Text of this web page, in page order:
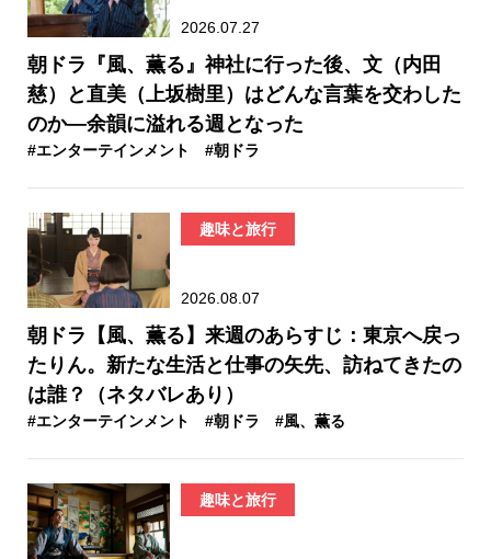
2026.07.27
朝ドラ『風、薫る』神社に行った後、文（内田
慈）と直美（上坂樹里）はどんな言葉を交わした
のか—余韻に溢れる週となった
#エンターテインメント #朝ドラ
趣味と旅行
2026.08.07
朝ドラ【風、薫る】来週のあらすじ：東京へ戻っ
たりん。新たな生活と仕事の矢先、訪ねてきたの
は誰？（ネタバレあり）
#エンターテインメント #朝ドラ #風、薫る
趣味と旅行